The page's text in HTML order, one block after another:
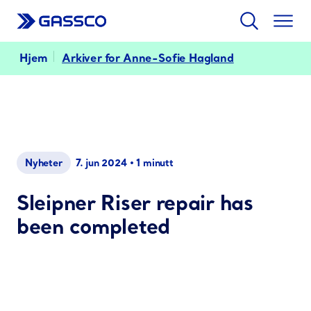
Søk
Hjem Arkiver for Anne-Sofie Hagland
Nyheter 7. jun 2024 • 1 minutt
Sleipner Riser repair has
been completed